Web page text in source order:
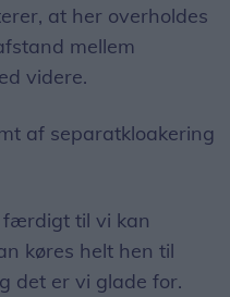
at her overholdes
mellem
videre.
af separatkloakering
færdigt til vi kan
køres helt hen til
det er vi glade for.